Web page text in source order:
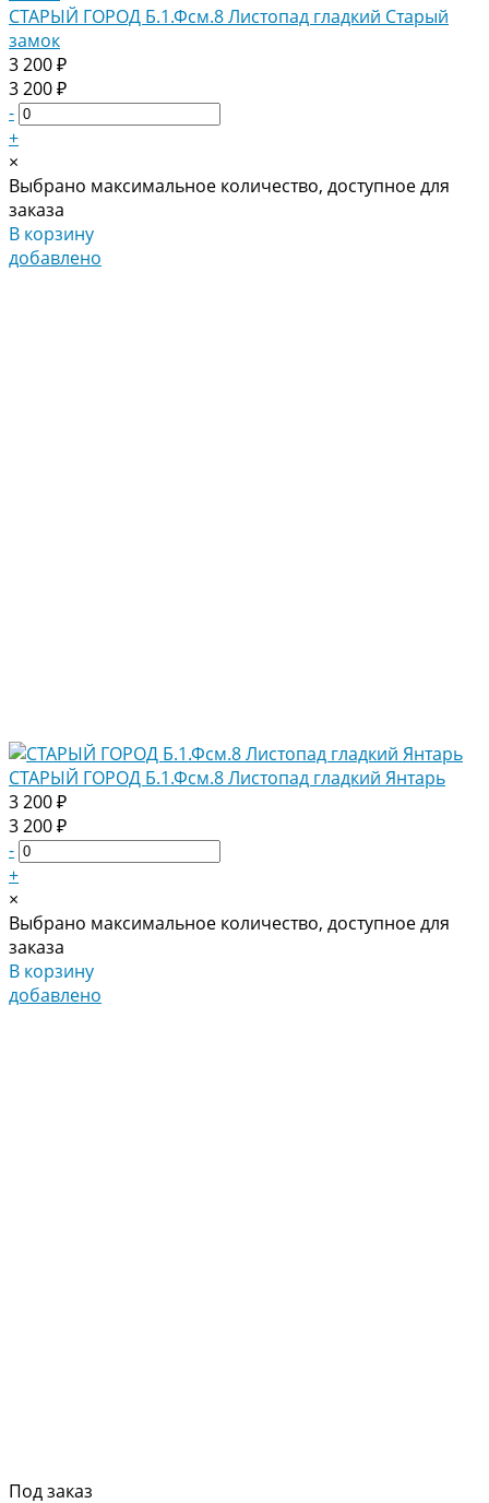
СТАРЫЙ ГОРОД Б.1.Фсм.8 Листопад гладкий Старый
замок
3 200 ₽
3 200 ₽
-
+
×
Выбрано максимальное количество, доступное для
заказа
В корзину
добавлено
СТАРЫЙ ГОРОД Б.1.Фсм.8 Листопад гладкий Янтарь
3 200 ₽
3 200 ₽
-
+
×
Выбрано максимальное количество, доступное для
заказа
В корзину
добавлено
Под заказ